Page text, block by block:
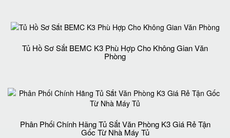
Tủ Hồ Sơ Sắt BEMC K3 Phù Hợp Cho Không Gian Văn
Phòng
Phân Phối Chính Hãng Tủ Sắt Văn Phòng K3 Giá Rẻ Tận
Gốc Từ Nhà Máy Tủ